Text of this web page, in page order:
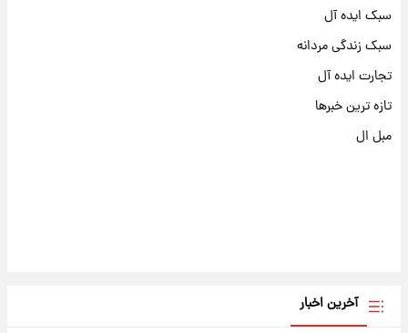
سبک ایده آل
سبک زندگی مردانه
تجارت ایده آل
تازه ترین خبرها
مبل ال
آخرین اخبار